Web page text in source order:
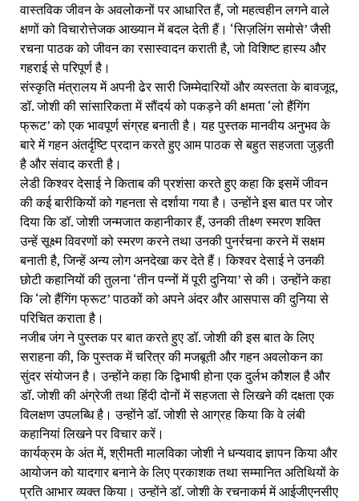
वास्तविक जीवन के अवलोकनों पर आधारित हैं, जो महत्वहीन लगने वाले
क्षणों को विचारोत्तेजक आख्यान में बदल देती हैं। ‘सिज़लिंग समोसे’ जैसी
रचना पाठक को जीवन का रसास्वादन कराती है, जो विशिष्ट हास्य और
गहराई से परिपूर्ण है।
संस्कृति मंत्रालय में अपनी ढेर सारी जिम्मेदारियों और व्यस्तता के बावजूद,
डॉ. जोशी की सांसारिकता में सौंदर्य को पकड़ने की क्षमता ‘लो हैंगिंग
फ्रूट’ को एक भावपूर्ण संग्रह बनाती है। यह पुस्तक मानवीय अनुभव के
बारे में गहन अंतर्दृष्टि प्रदान करते हुए आम पाठक से बहुत सहजता जुड़ती
है और संवाद करती है।
लेडी किश्वर देसाई ने किताब की प्रशंसा करते हुए कहा कि इसमें जीवन
की कई बारीकियों को गहनता से दर्शाया गया है। उन्होंने इस बात पर जोर
दिया कि डॉ. जोशी जन्मजात कहानीकार हैं, उनकी तीक्ष्ण स्मरण शक्ति
उन्हें सूक्ष्म विवरणों को स्मरण करने तथा उनकी पुनर्रचना करने में सक्षम
बनाती है, जिन्हें अन्य लोग अनदेखा कर देते हैं। किश्वर देसाई ने उनकी
छोटी कहानियों की तुलना ‘तीन पन्नों में पूरी दुनिया’ से की। उन्होंने कहा
कि ‘लो हैंगिंग फ्रूट’ पाठकों को अपने अंदर और आसपास की दुनिया से
परिचित कराता है।
नजीब जंग ने पुस्तक पर बात करते हुए डॉ. जोशी की इस बात के लिए
सराहना की, कि पुस्तक में चरित्र की मजबूती और गहन अवलोकन का
सुंदर संयोजन है। उन्होंने कहा कि द्विभाषी होना एक दुर्लभ कौशल है और
डॉ. जोशी की अंग्रेजी तथा हिंदी दोनों में सहजता से लिखने की दक्षता एक
विलक्षण उपलब्धि है। उन्होंने डॉ. जोशी से आग्रह किया कि वे लंबी
कहानियां लिखने पर विचार करें।
कार्यक्रम के अंत में, श्रीमती मालविका जोशी ने धन्यवाद ज्ञापन किया और
आयोजन को यादगार बनाने के लिए प्रकाशक तथा सम्मानित अतिथियों के
प्रति आभार व्यक्त किया। उन्होंने डॉ. जोशी के रचनाकर्म में आईजीएनसीए